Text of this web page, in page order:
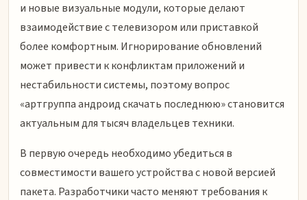
и новые визуальные модули, которые делают
взаимодействие с телевизором или приставкой
более комфортным. Игнорирование обновлений
может привести к конфликтам приложений и
нестабильности системы, поэтому вопрос
«артгруппа андроид скачать последнюю» становится
актуальным для тысяч владельцев техники.
В первую очередь необходимо убедиться в
совместимости вашего устройства с новой версией
пакета. Разработчики часто меняют требования к